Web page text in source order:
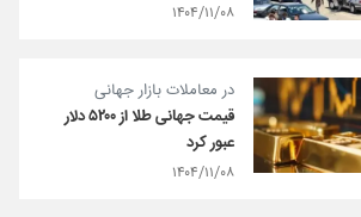
۱۴۰۴/۱۱/۰۸
در معاملات بازار جهانی
قیمت جهانی طلا از ۵۲۰۰ دلار
عبور کرد
۱۴۰۴/۱۱/۰۸